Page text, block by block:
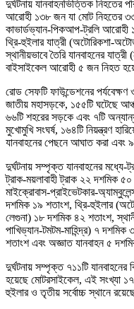
দুর্ঘটনায় যানবাহনভিত্তিক নিহতের
আরোহী ১৩৮ জন যা মোট নিহতের
কাভার্ডভ্যান-পিকআপ-ট্রলি
থ্রি-হুইলার যাত্রী (অটোরিকশা-
স্থানীয়ভাবে তৈরি যানবাহনের
বাইসাইকেল আরোহী ৫ জন নিহত
রোড সেফটি ফাউন্ডেশনের
জাতীয় মহাসড়কে, ১৫৫টি ঘটেছে
৬৬টি শহরের সড়কে এবং ৭টি
মুখোমুখি সংঘর্ষ, ১৬৪টি নিয়ন্ত্রণ
যানবাহনের পেছনে আঘাত করা এবং
দুর্ঘটনায় সম্পৃক্ত যানবাহনের মধ্যে-
ট্রাক-ময়লাবাহী ট্রাক ২২ দশমিক
মাইক্রোবাস-প্রাইভেটকার-
দশমিক ১৯ শতাংশ, থ্রি-হুইলার
লেগুনা) ১৮ দশমিক ৪২ শতাংশ,
পাখিভ্যান-টমটম-মাহিন্দ্র) ৭
শতাংশ এবং অজ্ঞাত যানবাহন ৫
দুর্ঘটনায় সম্পৃক্ত ৭১১টি যানবাহনের
হয়েছে মোটরসাইকেল, এই সংখ্যা
হুইলার ও তৃতীয় সর্বোচ্চ স্থানে